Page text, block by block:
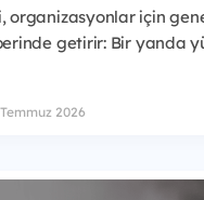
organizasyonlar için
getirir: Bir yanda
2026